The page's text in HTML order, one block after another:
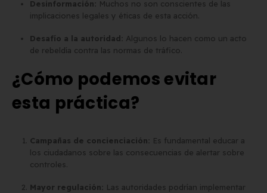
Desinformación:
Muchos no son conscientes de las
implicaciones legales y éticas de esta acción.
Desafío a la autoridad:
Algunos lo hacen como un acto
de rebeldía contra las normas de tráfico.
¿Cómo podemos evitar
esta práctica?
Campañas de concienciación:
Es fundamental educar a
los ciudadanos sobre las consecuencias de alertar sobre
controles.
Mayor regulación:
Las autoridades podrían implementar